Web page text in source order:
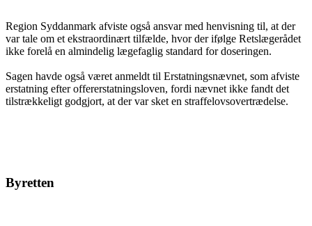
Region Syddanmark afviste også ansvar med henvisning til, at der
var tale om et ekstraordinært tilfælde, hvor der ifølge Retslægerådet
ikke forelå en almindelig lægefaglig standard for doseringen.
Sagen havde også været anmeldt til Erstatningsnævnet, som afviste
erstatning efter offererstatningsloven, fordi nævnet ikke fandt det
tilstrækkeligt godgjort, at der var sket en straffelovsovertrædelse.
Byretten